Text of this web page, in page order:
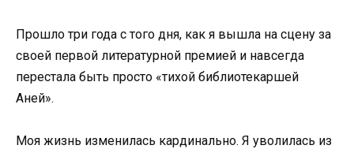
Прошло три года с того дня, как я вышла на сцену за
своей первой литературной премией и навсегда
перестала быть просто «тихой библиотекаршей
Аней».
Моя жизнь изменилась кардинально. Я уволилась из